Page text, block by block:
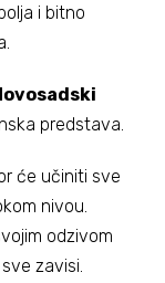
i bitno
predstava.
će učiniti sve
nivou.
odzivom
zavisi.